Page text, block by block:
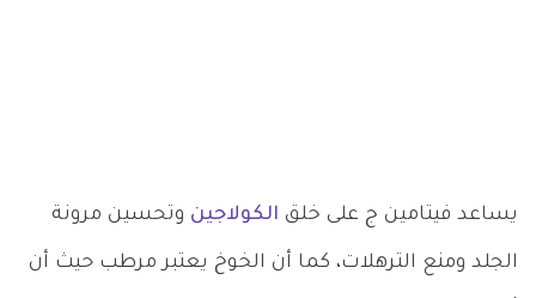
يساعد فيتامين ج على خلق الكولاجين وتحسين مرونة
الجلد ومنع الترهلات، كما أن الخوخ يعتبر مرطب حيث أن